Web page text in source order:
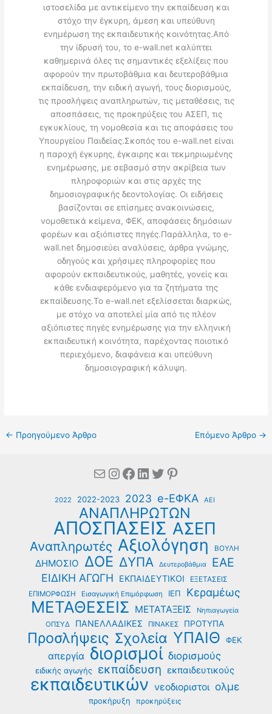
ιστοσελίδα με αντικείμενο την εκπαίδευση και
στόχο την έγκυρη, άμεση και υπεύθυνη
ενημέρωση της εκπαιδευτικής κοινότητας.Από
την ίδρυσή του, το e-wall.net καλύπτει
καθημερινά όλες τις σημαντικές εξελίξεις που
αφορούν την πρωτοβάθμια και δευτεροβάθμια
εκπαίδευση, την ειδική αγωγή, τους διορισμούς,
τις προσλήψεις αναπληρωτών, τις μεταθέσεις, τις
αποσπάσεις, τις προκηρύξεις του ΑΣΕΠ, τις
εγκυκλίους, τη νομοθεσία και τις αποφάσεις του
Υπουργείου Παιδείας.Σκοπός του e-wall.net είναι
η παροχή έγκυρης, έγκαιρης και τεκμηριωμένης
ενημέρωσης, με σεβασμό στην ακρίβεια των
πληροφοριών και στις αρχές της
δημοσιογραφικής δεοντολογίας. Οι ειδήσεις
βασίζονται σε επίσημες ανακοινώσεις,
νομοθετικά κείμενα, ΦΕΚ, αποφάσεις δημόσιων
φορέων και αξιόπιστες πηγές.Παράλληλα, το e-
wall.net δημοσιεύει αναλύσεις, άρθρα γνώμης,
οδηγούς και χρήσιμες πληροφορίες που
αφορούν εκπαιδευτικούς, μαθητές, γονείς και
κάθε ενδιαφερόμενο για τα ζητήματα της
εκπαίδευσης.Το e-wall.net εξελίσσεται διαρκώς,
με στόχο να αποτελεί μία από τις πλέον
αξιόπιστες πηγές ενημέρωσης για την ελληνική
εκπαιδευτική κοινότητα, παρέχοντας ποιοτικό
περιεχόμενο, διαφάνεια και υπεύθυνη
δημοσιογραφική κάλυψη.
← Προηγούμενο Άρθρο Επόμενο Άρθρο →
MailInstagram
Facebook
Linkedin
Twitter
Pinterest
2022 2022-2023 2023 e-ΕΦΚΑ ΑΕΙ
ΑΝΑΠΛΗΡΩΤΩΝ
ΑΠΟΣΠΑΣΕΙΣ ΑΣΕΠ
Αναπληρωτές Αξιολόγηση ΒΟΥΛΗ
ΔΗΜΟΣΙΟ ΔΟΕ ΔΥΠΑ Δευτεροβάθμια ΕΑΕ
ΕΙΔΙΚΗ ΑΓΩΓΗ ΕΚΠΑΙΔΕΥΤΙΚΟΙ ΕΞΕΤΑΣΕΙΣ
ΕΠΙΜΟΡΦΩΣΗ Εισαγωγική Επιμόρφωση ΙΕΠ Κεραμέως
ΜΕΤΑΘΕΣΕΙΣ ΜΕΤΑΤΑΞΕΙΣ
Νηπιαγωγεία
ΟΠΣΥΔ
ΠΑΝΕΛΛΑΔΙΚΕΣ ΠΙΝΑΚΕΣ ΠΡΟΤΥΠΑ
Προσλήψεις Σχολεία ΥΠΑΙΘ ΦΕΚ
απεργία διορισμοί διορισμούς
ειδικής αγωγής εκπαίδευση εκπαιδευτικούς
εκπαιδευτικών νεοδιοριστοι ολμε
προκήρυξη προκηρύξεις